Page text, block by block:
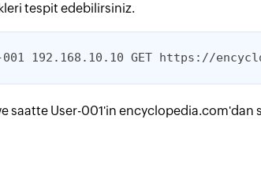
tespit edebilirsiniz.
192.168.10.10 GET https://
saatte User-001'in encyclopedia.com'dan